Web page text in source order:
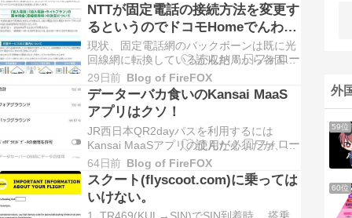
NTTが固定電話の接続方法を変更す
るというのでドコモHomeでんわに
変更したった。
現状、固定電話網のバックボーンは既に光
回線網に転換しているが収納局から各固定
電話までは依然としてメタル回線である。
しかし、このラストワンマイルの部分を光
回線又は無線回線へ移行するとの通知が口
座振替の御案内に同封されていた。(下部の
画像を参照) 費用面で比較すると現状の月
額費用…
29日前 Blog of FireFOX
データーバカ食いのKansai MaaS
アプリはクソ！
JR西日本QR2dayパスを利用するには
Kansai MaaSアプリの使用が必須だが、こ
のアプリのデーター消費量が異常に多い。
4回の入出場毎にアプリを起動したら
150MBもデーターを消費した。 スルッと
関西の"スルッとQRtto"でもこんなにも消費
しない。ホント、典型的なダメア…
64日前 Blog of FireFOX
スクート(flyscoot.com)に乗っては
いけない。
外
59位
60位